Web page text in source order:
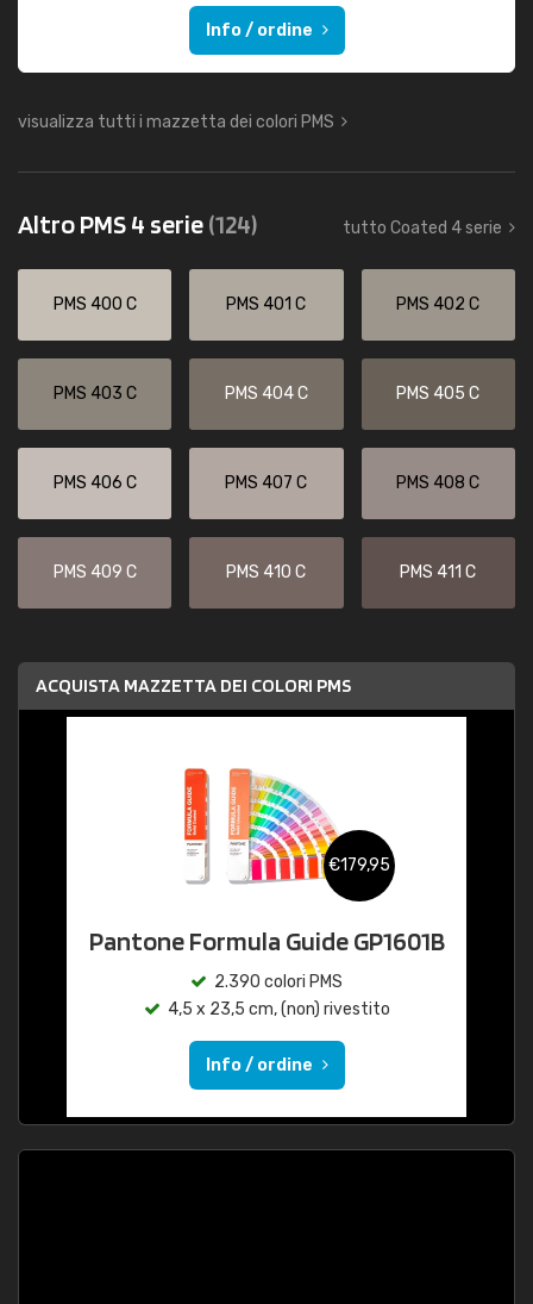
Info / ordine
visualizza tutti i mazzetta dei colori PMS
Altro PMS 4 serie(124) tutto Coated 4 serie
PMS 400 C PMS 401 C PMS 402 C
PMS 403 C PMS 404 C PMS 405 C
PMS 406 C PMS 407 C PMS 408 C
PMS 409 C PMS 410 C PMS 411 C
ACQUISTA MAZZETTA DEI COLORI PMS
€179,95
Pantone Formula Guide GP1601B
2.390 colori PMS
4,5 x 23,5 cm, (non) rivestito
Info / ordine